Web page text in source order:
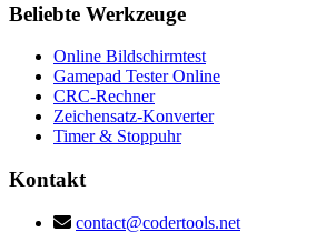
Beliebte Werkzeuge
Online Bildschirmtest
Gamepad Tester Online
CRC-Rechner
Zeichensatz-Konverter
Timer & Stoppuhr
Kontakt
contact@codertools.net